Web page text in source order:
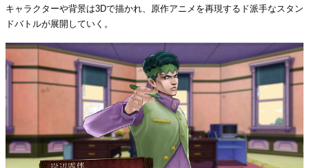
キャラクターや背景は3Dで描かれ、原作アニメを再現するド派手なスタン
ドバトルが展開していく。